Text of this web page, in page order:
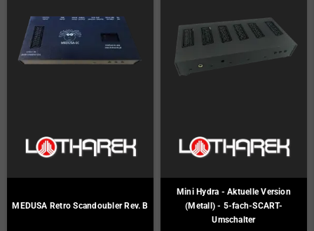
MEDUSA Retro Scandoubler Rev. B
Mini Hydra - Aktuelle Version
(Metall) - 5-fach-SCART-
Umschalter